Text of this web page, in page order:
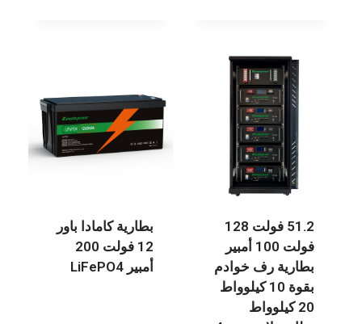
51.2 فولت 128
فولت 100 أمبير
بطارية رف خوادم
بقوة 10 كيلوواط
20 كيلوواط
بطارية كامادا باور
12 فولت 200
أمبير LiFePO4